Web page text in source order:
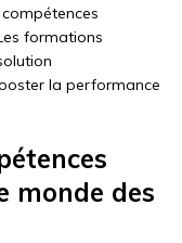
formations
la performance
monde des